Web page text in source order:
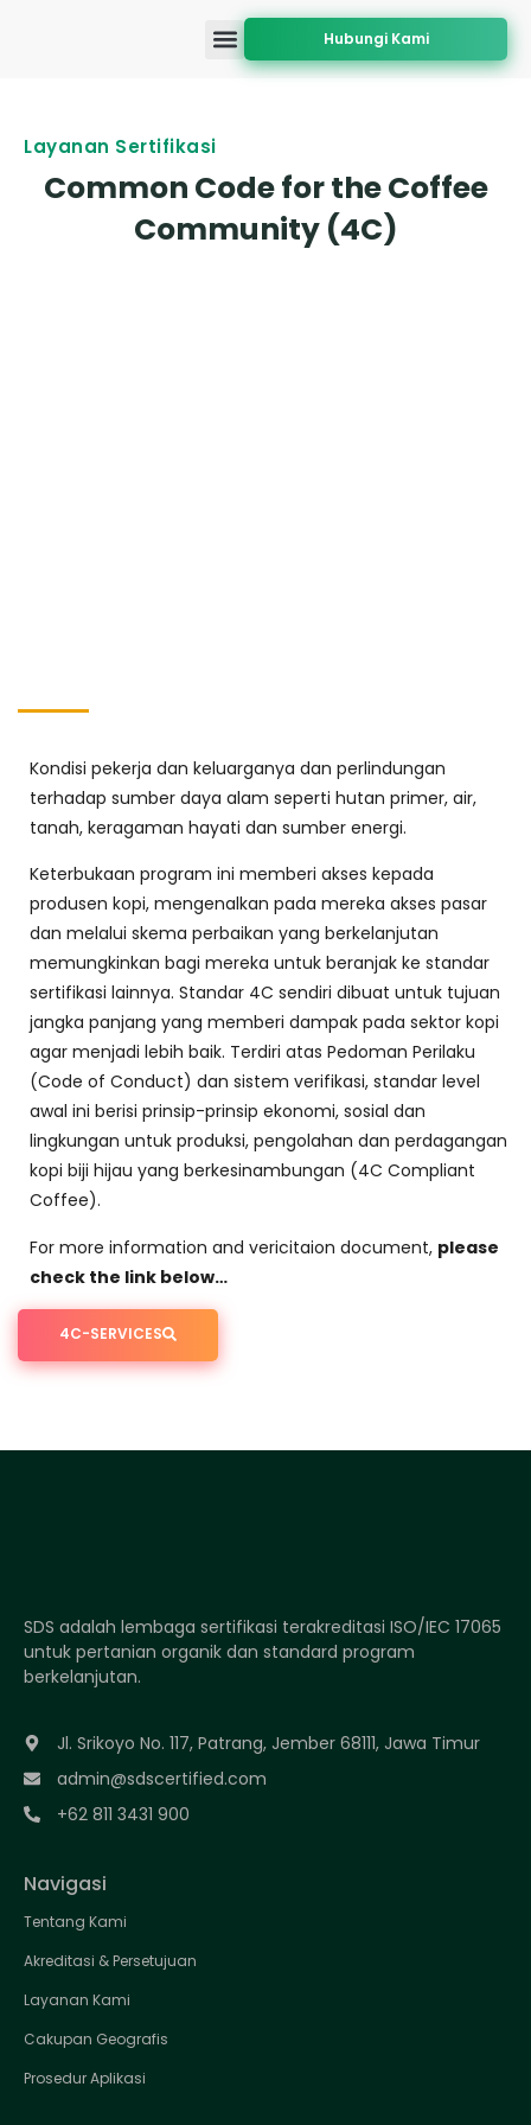
Hubungi Kami
Layanan Sertifikasi
Common Code for the Coffee
Community (4C)
Kondisi pekerja dan keluarganya dan perlindungan
terhadap sumber daya alam seperti hutan primer, air,
tanah, keragaman hayati dan sumber energi.
Keterbukaan program ini memberi akses kepada
produsen kopi, mengenalkan pada mereka akses pasar
dan melalui skema perbaikan yang berkelanjutan
memungkinkan bagi mereka untuk beranjak ke standar
sertifikasi lainnya. Standar 4C sendiri dibuat untuk tujuan
jangka panjang yang memberi dampak pada sektor kopi
agar menjadi lebih baik. Terdiri atas Pedoman Perilaku
(Code of Conduct) dan sistem verifikasi, standar level
awal ini berisi prinsip-prinsip ekonomi, sosial dan
lingkungan untuk produksi, pengolahan dan perdagangan
kopi biji hijau yang berkesinambungan (4C Compliant
Coffee).
For more information and vericitaion document, please
check the link below…
4C-SERVICES
SDS adalah lembaga sertifikasi terakreditasi ISO/IEC 17065
untuk pertanian organik dan standard program
berkelanjutan.
Jl. Srikoyo No. 117, Patrang, Jember 68111, Jawa Timur
admin@sdscertified.com
+62 811 3431 900
Navigasi
Tentang Kami
Akreditasi & Persetujuan
Layanan Kami
Cakupan Geografis
Prosedur Aplikasi